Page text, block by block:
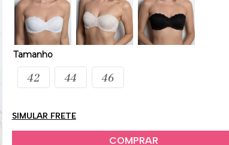
Tamanho
42 44 46
SIMULAR FRETE